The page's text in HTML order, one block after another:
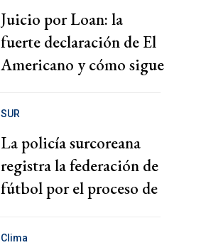
Juicio por Loan: la
fuerte declaración de El
Americano y cómo sigue
SUR
La policía surcoreana
registra la federación de
fútbol por el proceso de
Clima